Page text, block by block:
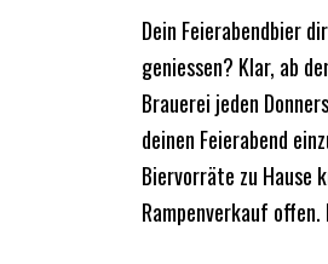
Dein Feierabendbier
geniessen? Klar, ab
Brauerei jeden
deinen Feierabend
Biervorräte zu Hause
Rampenverkauf